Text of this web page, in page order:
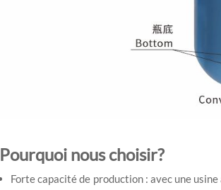
Pourquoi nous choisir?
Forte capacité de production : avec une